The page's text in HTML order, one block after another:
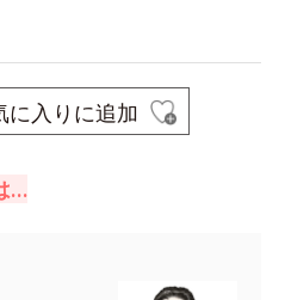
に入りに追加
…